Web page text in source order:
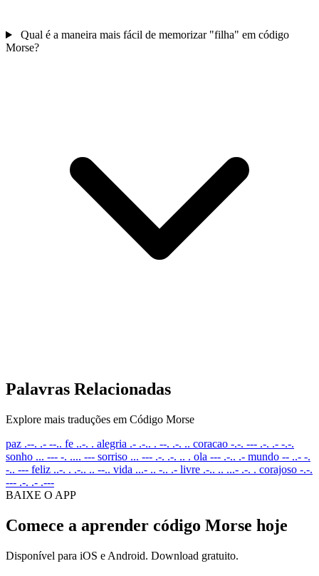
Qual é a maneira mais fácil de memorizar "filha" em código
Morse?
Palavras Relacionadas
Explore mais traduções em Código Morse
paz .--. .- --.. fe ..-. . alegria .- .-.. . --. .-. .. coracao -.-. --- .-. .- -.-.
sonho ... --- -. .... --- sorriso ... --- .-. .-. .. . ola --- .-.. .- mundo -- ..- -.
-.. --- feliz ..-. . .-.. .. --.. vida ...- .. -.. .- livre .-.. .. ...- .-. . corajoso -.-.
--- .-. .- .---
BAIXE O APP
Comece a aprender código Morse hoje
Disponível para iOS e Android. Download gratuito.